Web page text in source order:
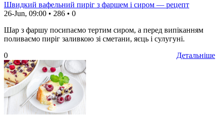
Швидкий вафельний пиріг з фаршем і сиром — рецепт
26-Jun, 09:00 • 286 • 0
Шар з фаршу посипаємо тертим сиром, а перед випіканням
поливаємо пиріг заливкою зі сметани, яєць і сулугуні.
Детальніше
0